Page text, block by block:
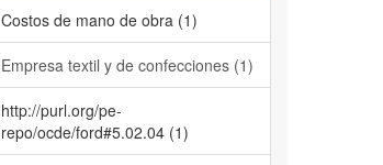
Costos de mano de obra (1)
Empresa textil y de confecciones (1)
http://purl.org/pe-
repo/ocde/ford#5.02.04 (1)